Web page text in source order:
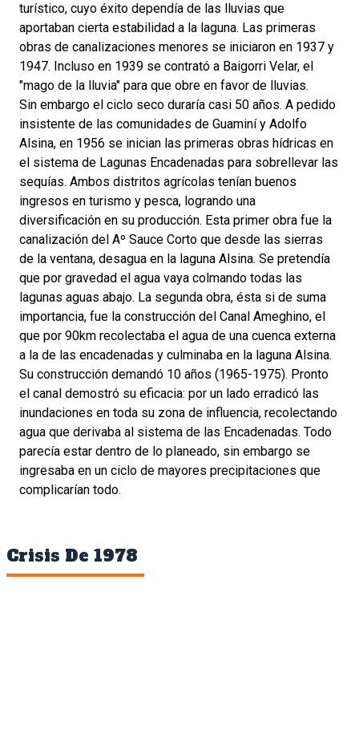
turístico, cuyo éxito dependía de las lluvias que
aportaban cierta estabilidad a la laguna. Las primeras
obras de canalizaciones menores se iniciaron en 1937 y
1947. Incluso en 1939 se contrató a Baigorri Velar, el
"mago de la lluvia" para que obre en favor de lluvias.
Sin embargo el ciclo seco duraría casi 50 años. A pedido
insistente de las comunidades de Guaminí y Adolfo
Alsina, en 1956 se inician las primeras obras hídricas en
el sistema de Lagunas Encadenadas para sobrellevar las
sequías. Ambos distritos agrícolas tenían buenos
ingresos en turismo y pesca, logrando una
diversificación en su producción. Esta primer obra fue la
canalización del Aº Sauce Corto que desde las sierras
de la ventana, desagua en la laguna Alsina. Se pretendía
que por gravedad el agua vaya colmando todas las
lagunas aguas abajo. La segunda obra, ésta si de suma
importancia, fue la construcción del Canal Ameghino, el
que por 90km recolectaba el agua de una cuenca externa
a la de las encadenadas y culminaba en la laguna Alsina.
Su construcción demandó 10 años (1965-1975). Pronto
el canal demostró su eficacia: por un lado erradicó las
inundaciones en toda su zona de influencia, recolectando
agua que derivaba al sistema de las Encadenadas. Todo
parecía estar dentro de lo planeado, sin embargo se
ingresaba en un ciclo de mayores precipitaciones que
complicarían todo.
Crisis De 1978